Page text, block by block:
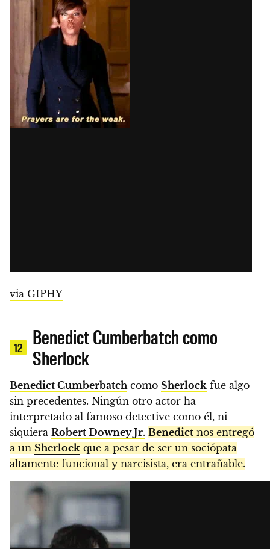
via GIPHY
12
Benedict Cumberbatch como
Sherlock
Benedict Cumberbatch como Sherlock fue algo
sin precedentes. Ningún otro actor ha
interpretado al famoso detective como él, ni
siquiera Robert Downey Jr. Benedict nos entregó
a un Sherlock que a pesar de ser un sociópata
altamente funcional y narcisista, era entrañable.